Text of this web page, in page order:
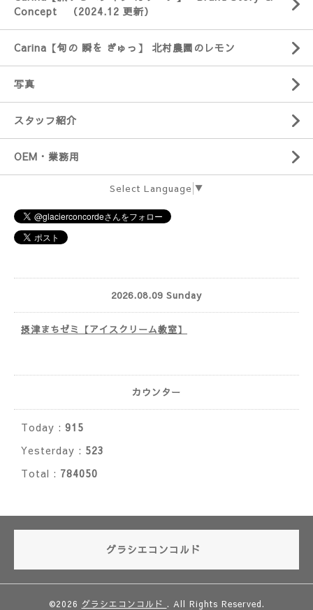
Concept （2024.12 更新）
Carina【旬の 瞬を ぎゅっ】 北村農園のレモン
写真
スタッフ紹介
OEM・業務用
Select Language ▼
2026.08.09 Sunday
摂津まちゼミ【アイスクリーム教室】
カウンター
Today : 915
Yesterday : 523
Total : 784050
グラシエコンコルド
©2026 グラシエコンコルド . All Rights Reserved.